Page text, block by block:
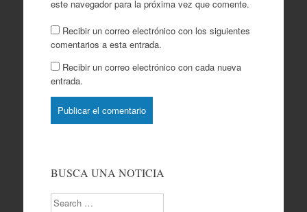
este navegador para la próxima vez que comente.
Recibir un correo electrónico con los siguientes
comentarios a esta entrada.
Recibir un correo electrónico con cada nueva
entrada.
BUSCA UNA NOTICIA
Search